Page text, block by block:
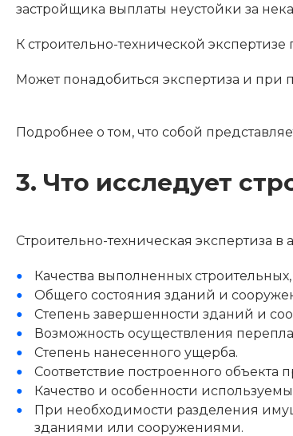
застройщика выплаты неустойки за
К строительно-технической
Может понадобиться экспертиза и при
Подробнее о том, что собой
3. Что исследует
Строительно-техническая экспертиза в
Качества выполненных
Общего состояния зданий и
Степень завершенности зданий и
Возможность осуществления
Степень нанесенного ущерба.
Соответствие построенного
Качество и особенности
При необходимости разделения
зданиями или сооружениями.